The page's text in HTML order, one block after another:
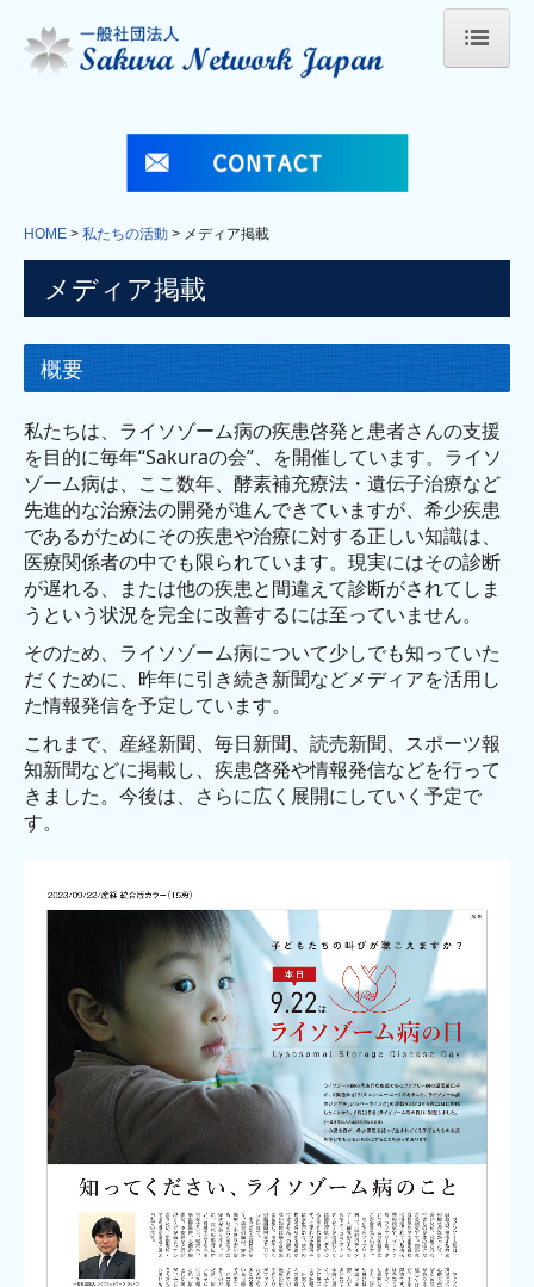
当法人について
事業内容
私たちの活動
Sakuraの会
ライソゾーム病の日
シルバーウィング
さくら・めーる
しおりの作成
メディア掲載
イベントの様子
第18回Sakuraの会
第17回Sakuraの会
第16回Sakuraの会
第15回Sakuraの会
第14回Sakuraの会
第13回Sakuraの会
愛知県医師会交響楽団
愛知健康セミナー
HOME 私たちの活動 メディア掲載
メディア掲載
概要
私たちは、ライソゾーム病の疾患啓発と患者さんの支援
を目的に毎年“Sakuraの会”、を開催しています。ライソ
ゾーム病は、ここ数年、酵素補充療法・遺伝子治療など
先進的な治療法の開発が進んできていますが、希少疾患
であるがためにその疾患や治療に対する正しい知識は、
医療関係者の中でも限られています。現実にはその診断
が遅れる、または他の疾患と間違えて診断がされてしま
うという状況を完全に改善するには至っていません。
そのため、ライソゾーム病について少しでも知っていた
だくために、昨年に引き続き新聞などメディアを活用し
た情報発信を予定しています。
これまで、産経新聞、毎日新聞、読売新聞、スポーツ報
知新聞などに掲載し、疾患啓発や情報発信などを行って
きました。今後は、さらに広く展開にしていく予定で
す。